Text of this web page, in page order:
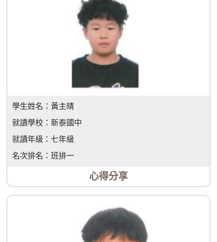
學生姓名： 黃主晴
就讀學校： 新泰國中
就讀年級： 七年級
名次排名： 班排一
心得分享